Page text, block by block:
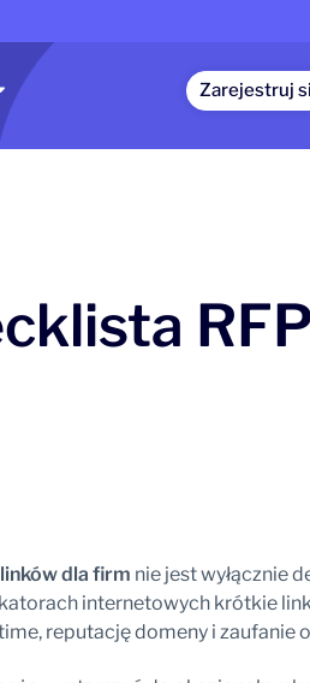
Zarejestruj
dla firm nie jest wyłącznie
internetowych krótkie
reputację domeny i zaufanie